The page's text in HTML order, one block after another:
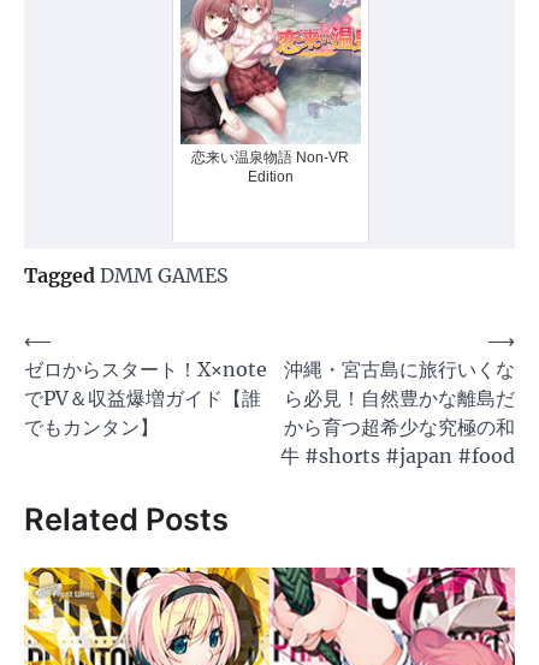
恋来い温泉物語 Non-VR
Edition
Tagged DMM GAMES
投
稿
ナ
ー
シ
ョ
ン
⟵
ゼロからスタート！X×note
でPV＆収益爆増ガイド【誰
でもカンタン】
沖縄・宮古島に旅行いくな
ら必見！自然豊かな離島だ
から育つ超希少な究極の和
牛 #shorts #japan #food
⟶
Related Posts